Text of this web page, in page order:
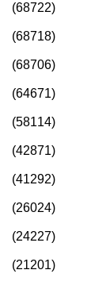
(68722)
(68718)
(68706)
(64671)
(58114)
(42871)
(41292)
(26024)
(24227)
(21201)